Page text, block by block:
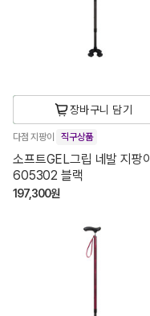
장바구니 담기
다점 지팡이 직구상품
소프트GEL그립 네발 지팡이
605302 블랙
197,300원